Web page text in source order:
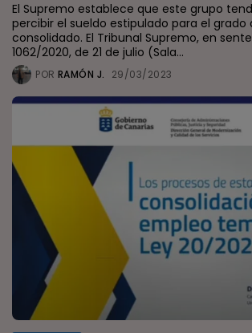
El Supremo establece que este grupo
percibir el sueldo estipulado para el grado
consolidado. El Tribunal Supremo, en
1062/2020, de 21 de julio (Sala...
POR RAMÓN J. 29/03/2023